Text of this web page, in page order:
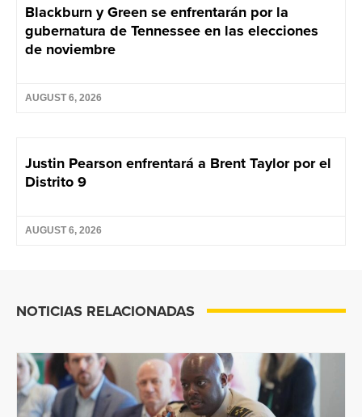
Blackburn y Green se enfrentarán por la
gubernatura de Tennessee en las elecciones
de noviembre
AUGUST 6, 2026
Justin Pearson enfrentará a Brent Taylor por el
Distrito 9
AUGUST 6, 2026
NOTICIAS RELACIONADAS